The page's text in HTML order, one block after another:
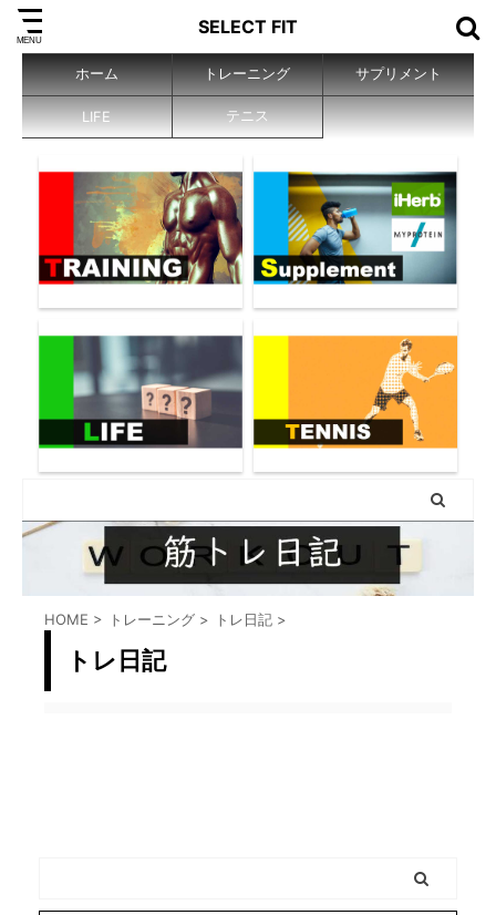
SELECT FIT
ホーム トレーニング サプリメント
LIFE テニス
HOME > トレーニング > トレ日記 >
トレ日記